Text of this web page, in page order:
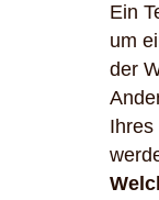
Ein
um
der
Ihres